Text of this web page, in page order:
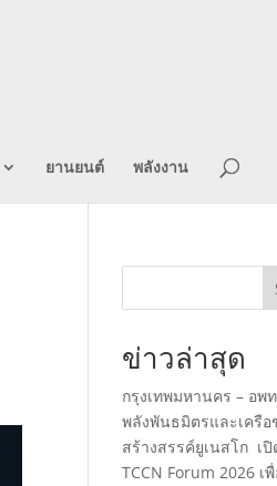
ยานยนต์ พลังงาน
ข่าวล่าสุด
กรุงเทพมหานคร – อพ
พลังพันธมิตรและเครือ
สร้างสรรค์ยูเนสโก เปิ
TCCN Forum 2026 เ